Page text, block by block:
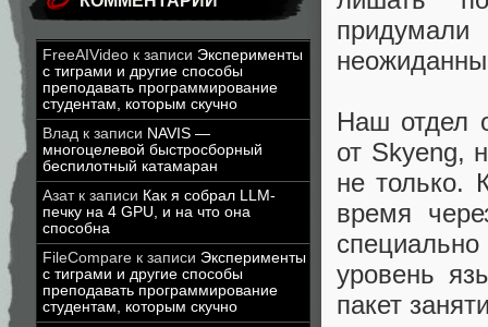
FreeAIVideo к записи Эксперименты
с тиграми и другие способы
преподавать программирование
студентам, которым скучно
Влад к записи NAVIS —
многоцелевой быстросборный
беспилотный катамаран
Азатк записи Как я собрал LLM-
печку на 4 GPU, и на что она
способна
FileCompare к записи Эксперименты
с тиграми и другие способы
преподавать программирование
студентам, которым скучно
придумали
Наш отдел
от Skyeng,
не только.
время
уровень
пакет